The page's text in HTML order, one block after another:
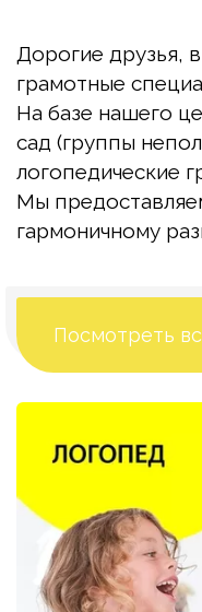
Дорогие друзья,
грамотные
На базе нашего
сад (группы
логопедические
Мы
гармоничному
Посмотреть